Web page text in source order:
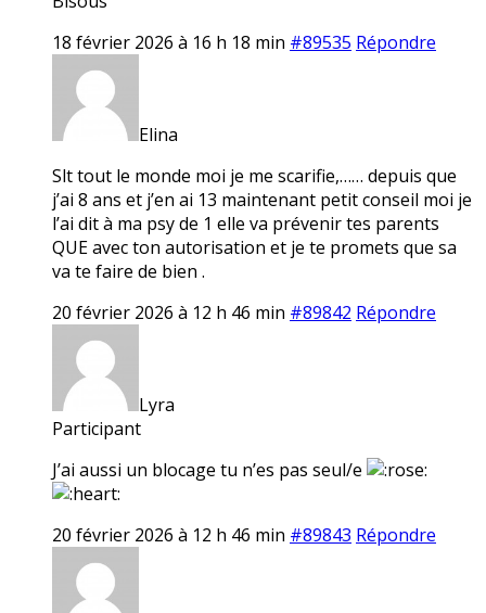
18 février 2026 à 16 h 18 min #89535 Répondre
Elina
Slt tout le monde moi je me scarifie,…… depuis que
j’ai 8 ans et j’en ai 13 maintenant petit conseil moi je
l’ai dit à ma psy de 1 elle va prévenir tes parents
QUE avec ton autorisation et je te promets que sa
va te faire de bien .
20 février 2026 à 12 h 46 min #89842 Répondre
Lyra
Participant
J’ai aussi un blocage tu n’es pas seul/e
20 février 2026 à 12 h 46 min #89843 Répondre